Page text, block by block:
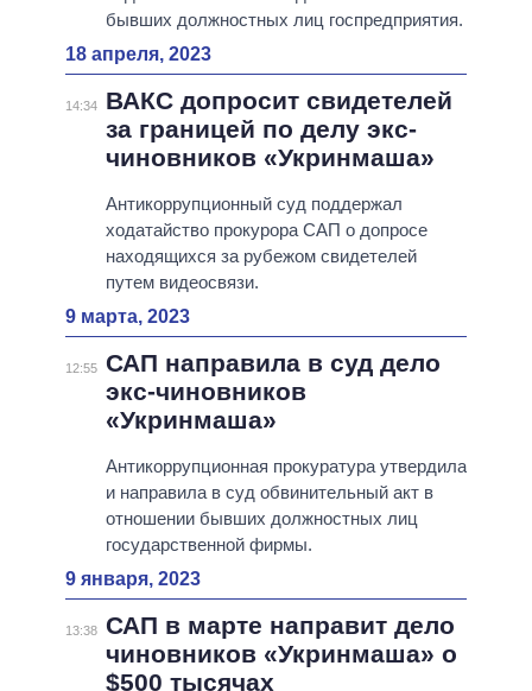
бывших должностных лиц госпредприятия.
18 апреля, 2023
14:34
ВАКС допросит свидетелей
за границей по делу экс-
чиновников «Укринмаша»
Антикоррупционный суд поддержал
ходатайство прокурора САП о допросе
находящихся за рубежом свидетелей
путем видеосвязи.
9 марта, 2023
12:55 САП направила в суд дело
экс-чиновников
«Укринмаша»
Антикоррупционная прокуратура утвердила
и направила в суд обвинительный акт в
отношении бывших должностных лиц
государственной фирмы.
9 января, 2023
13:38 САП в марте направит дело
чиновников «Укринмаша» о
$500 тысячах